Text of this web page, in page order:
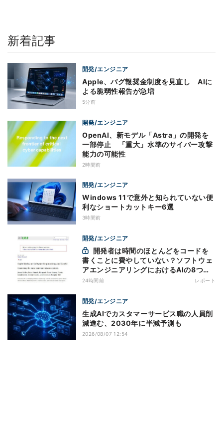
新着記事
開発/エンジニア
Apple、バグ報奨金制度を見直し AIに
よる脆弱性報告が急増
5分前
開発/エンジニア
OpenAI、新モデル「Astra」の開発を
一部停止 「重大」水準のサイバー攻撃
能力の可能性
2時間前
開発/エンジニア
Windows 11で意外と知られていない便
利なショートカットキー6選
3時間前
開発/エンジニア
書くことに費やしていない？ソフトウェ
アエンジニアリングにおけるAIの8つの
神話への賛否
24時間前 レポート
開発/エンジニア
生成AIでカスタマーサービス職の人員削
減進む、2030年に半減予測も
2026/08/07 12:54